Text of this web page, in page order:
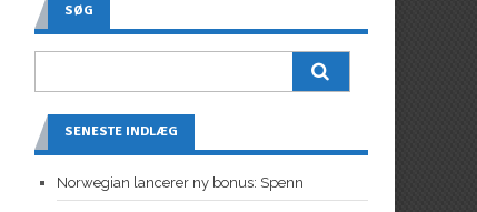
SØG
SENESTE INDLÆG
Norwegian lancerer ny bonus: Spenn